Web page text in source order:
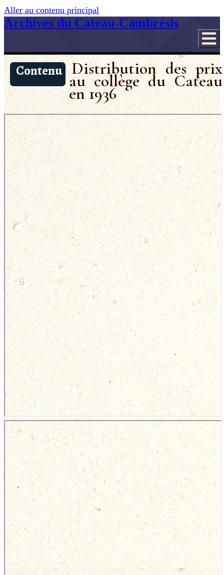
Aller au contenu principal
Archives du Cateau-Cambrésis
Contenu Distribution des prix
au collège du Cateau
en 1936